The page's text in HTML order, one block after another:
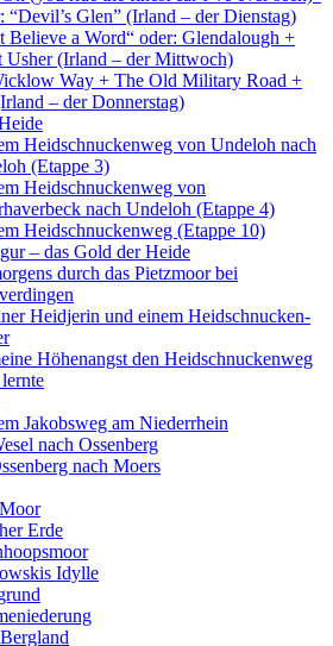
“Devil’s Glen” (Irland – der Dienstag)
Believe a Word“ oder: Glendalough +
Usher (Irland – der Mittwoch)
Way + The Old Military Road +
– der Donnerstag)
Heidschnuckenweg von Undeloh nach
(Etappe 3)
Heidschnuckenweg von
nach Undeloh (Etappe 4)
Heidschnuckenweg (Etappe 10)
– das Gold der Heide
durch das Pietzmoor bei
Heidjerin und einem Heidschnucken-
Höhenangst den Heidschnuckenweg
Jakobsweg am Niederrhein
nach Ossenberg
nach Moers
Erde
Idylle